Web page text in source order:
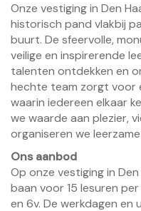
Onze vestiging in Den
historisch pand vlakbij
buurt. De sfeervolle,
veilige en inspirerende
talenten ontdekken en
hechte team zorgt voor
waarin iedereen elkaar
we waarde aan plezier,
organiseren we
Ons aanbod
Op onze vestiging in
baan voor 15 lesuren
en 6v. De werkdagen en